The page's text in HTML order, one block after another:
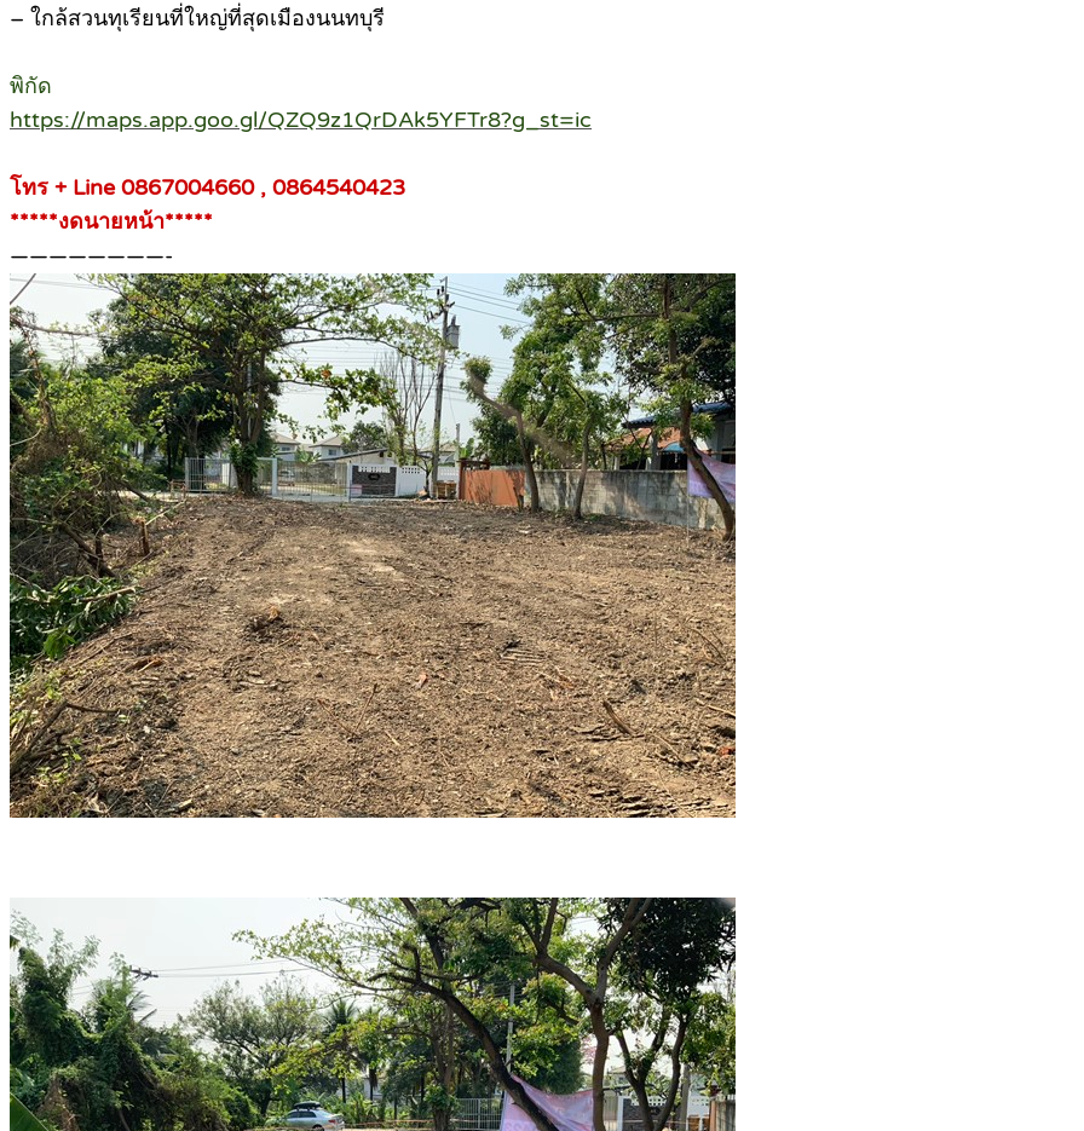
– ใกล้สวนทุเรียนที่ใหญ่ที่สุดเมืองนนทบุรี
พิกัด
https://maps.app.goo.gl/QZQ9z1QrDAk5YFTr8?g_st=ic
โทร + Line 0867004660 , 0864540423
*****งดนายหน้า*****
————————-